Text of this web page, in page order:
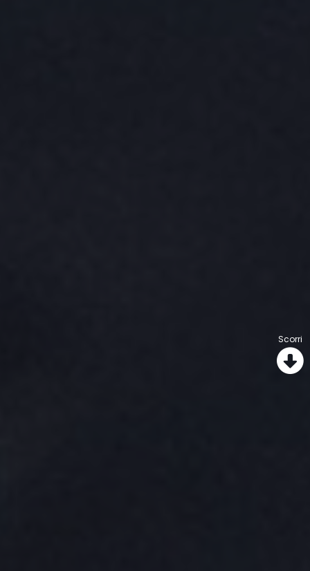
Scorri